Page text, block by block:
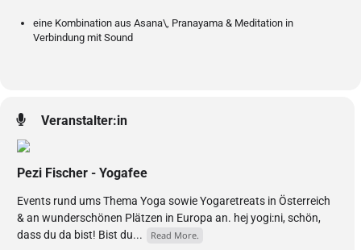
eine Kombination aus Asana\, Pranayama & Meditation in
Verbindung mit Sound
Veranstalter:in
Pezi Fischer - Yogafee
Events rund ums Thema Yoga sowie Yogaretreats in Österreich
& an wunderschönen Plätzen in Europa an. hej yogi:ni, schön,
dass du da bist! Bist du...
Read More.